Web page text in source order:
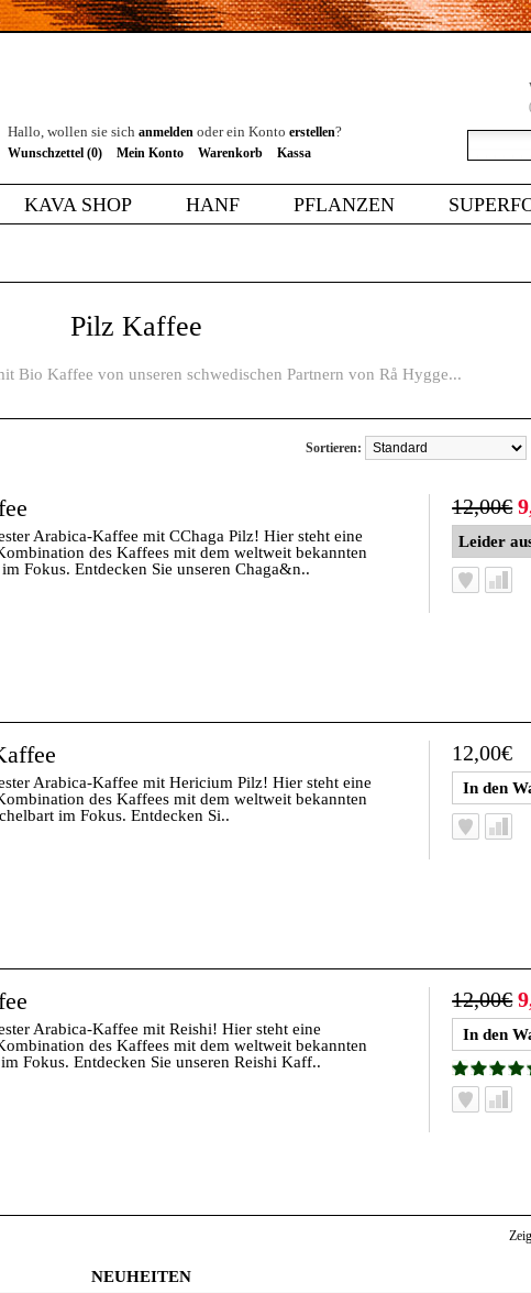
Hallo, wollen sie sich anmelden oder ein Konto erstellen?
Wunschzettel (0) Mein Konto Warenkorb Kassa
KAVA SHOP HANF PFLANZEN
Pilz Kaffee
Bio Kaffee von unseren schwedischen Partnern von Rå Hygge...
Sortieren:
12,00€
Arabica-Kaffee mit CChaga Pilz! Hier steht eine
des Kaffees mit dem weltweit bekannten
Fokus. Entdecken Sie unseren Chaga&n..
12,00€
Arabica-Kaffee mit Hericium Pilz! Hier steht eine
des Kaffees mit dem weltweit bekannten
im Fokus. Entdecken Si..
12,00€
Arabica-Kaffee mit Reishi! Hier steht eine
des Kaffees mit dem weltweit bekannten
Fokus. Entdecken Sie unseren Reishi Kaff..
NEUHEITEN